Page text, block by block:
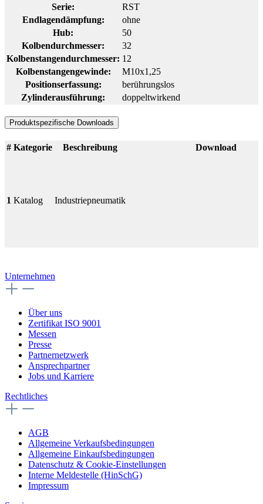
Serie:
RST
Endlagendämpfung:
ohne
Hub:
50
Kolbendurchmesser:
32
Kolbenstangendurchmesser: 12
Kolbenstangengewinde:
M10x1,25
Positionserfassung:
berührungslos
Zylinderausführung:
doppeltwirkend
Produktspezifische Downloads
# Kategorie Beschreibung Download
1 Katalog Industriepneumatik
Unternehmen
Über uns
Zertifikat ISO 9001
Messen
Presse
Partnernetzwerk
Ansprechpartner
Jobs und Karriere
Rechtliches
AGB
Allgemeine Verkaufsbedingungen
Allgemeine Einkaufsbedingungen
Datenschutz & Cookie-Einstellungen
Interne Meldestelle (HinSchG)
Impressum